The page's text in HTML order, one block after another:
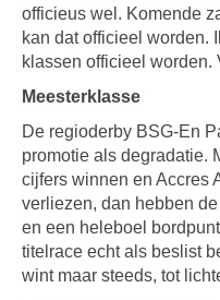
officieus wel. Komende
kan dat officieel worden.
klassen officieel worden.
Meesterklasse
De regioderby BSG-En
promotie als degradatie.
cijfers winnen en Accres
verliezen, dan hebben
en een heleboel
titelrace echt als beslist
wint maar steeds, tot